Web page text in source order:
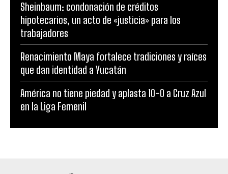
Sheinbaum: condonación de créditos
hipotecarios, un acto de «justicia» para los
trabajadores
Renacimiento Maya fortalece tradiciones y raíces
que dan identidad a Yucatán
América no tiene piedad y aplasta 10-0 a Cruz Azul
en la Liga Femenil